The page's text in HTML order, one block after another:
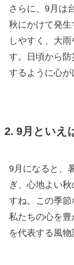
さらに、9月は
秋にかけて発
しやすく、大
す。日頃から
するように心が
2. 9月といえ
9月になると、
ぎ、心地よい
すね。この季節
私たちの心を豊
を代表する風物